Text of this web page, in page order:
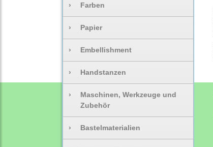
› Farben
› Papier
› Embellishment
› Handstanzen
›
Maschinen, Werkzeuge und
Zubehör
› Bastelmaterialien